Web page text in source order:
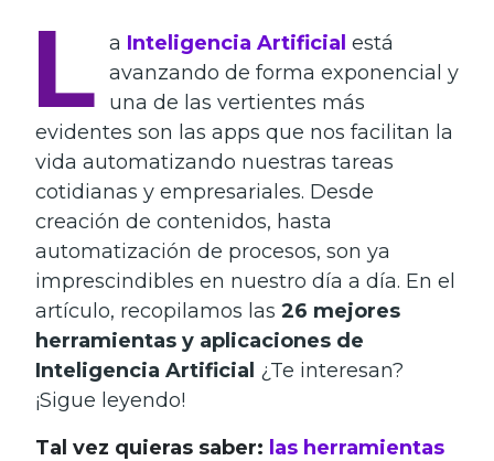
L a Inteligencia Artificial está
avanzando de forma exponencial y
una de las vertientes más
evidentes son las apps que nos facilitan la
vida automatizando nuestras tareas
cotidianas y empresariales. Desde
creación de contenidos, hasta
automatización de procesos, son ya
imprescindibles en nuestro día a día. En el
artículo, recopilamos las 26 mejores
herramientas y aplicaciones de
Inteligencia Artificial ¿Te interesan?
¡Sigue leyendo!
Tal vez quieras saber: las herramientas